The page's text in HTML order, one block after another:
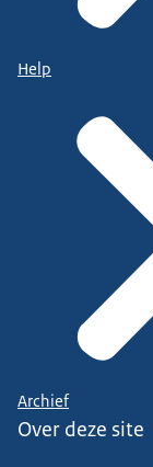
Help
Archief
Over deze site